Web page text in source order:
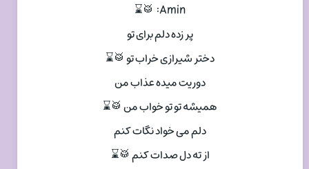
Amin: 🥁⌛
پر زده دلم برای تو
دختر شیرازی خراب تو 🥁⌛
دوریت میده عذاب من
همیشه تو تو خواب من 🥁⌛
دلم می خواد نگات کنم
از ته دل صدات کنم 🥁⌛